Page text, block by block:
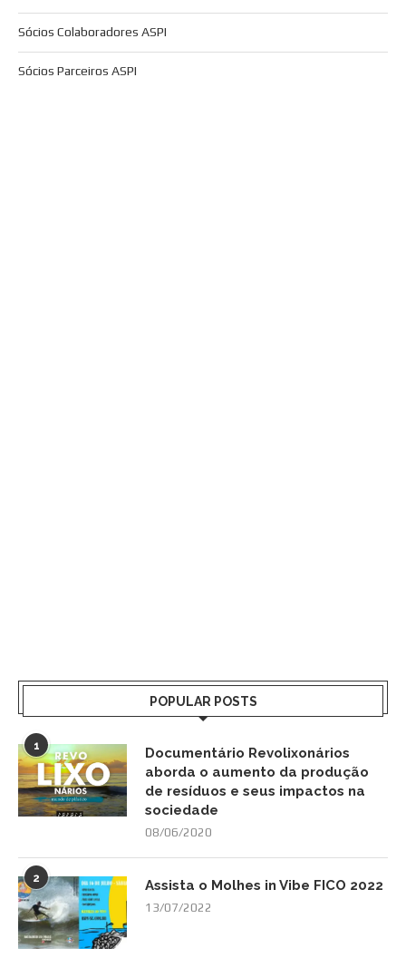
Sócios Colaboradores ASPI
Sócios Parceiros ASPI
POPULAR POSTS
1
Documentário Revolixonários
aborda o aumento da produção
de resíduos e seus impactos na
sociedade
08/06/2020
2 Assista o Molhes in Vibe FICO 2022
13/07/2022